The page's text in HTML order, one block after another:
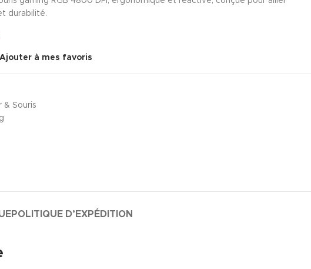
durabilité.
Ajouter à mes favoris
& Souris
POLITIQUE D’EXPÉDITION